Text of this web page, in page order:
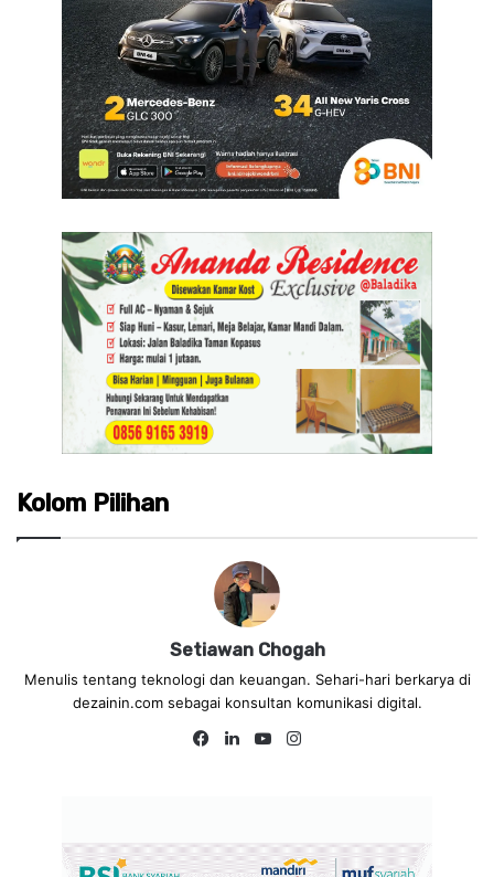
Kolom Pilihan
Setiawan Chogah
Menulis tentang teknologi dan keuangan. Sehari-hari berkarya di
dezainin.com sebagai konsultan komunikasi digital.
Fa
Lin
Yo